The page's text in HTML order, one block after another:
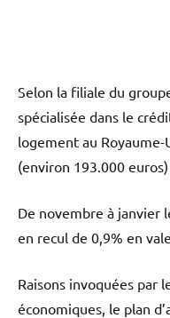
Selon la filiale du
spécialisée dans le
logement au Royaume-
(environ 193.000
De novembre à janvier
en recul de 0,9% en
Raisons invoquées par
économiques, le plan